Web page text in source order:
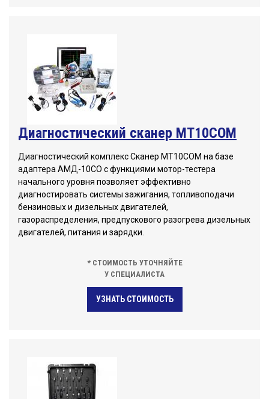
Диагностический сканер МТ10СОМ
Диагностический комплекс Сканер МТ10СОМ на базе
адаптера АМД-10СО c функциями мотор-тестера
начального уровня позволяет эффективно
диагностировать системы зажигания, топливоподачи
бензиновых и дизельных двигателей,
газораспределения, предпускового разогрева дизельных
двигателей, питания и зарядки.
* СТОИМОСТЬ УТОЧНЯЙТЕ
У СПЕЦИАЛИСТА
УЗНАТЬ СТОИМОСТЬ